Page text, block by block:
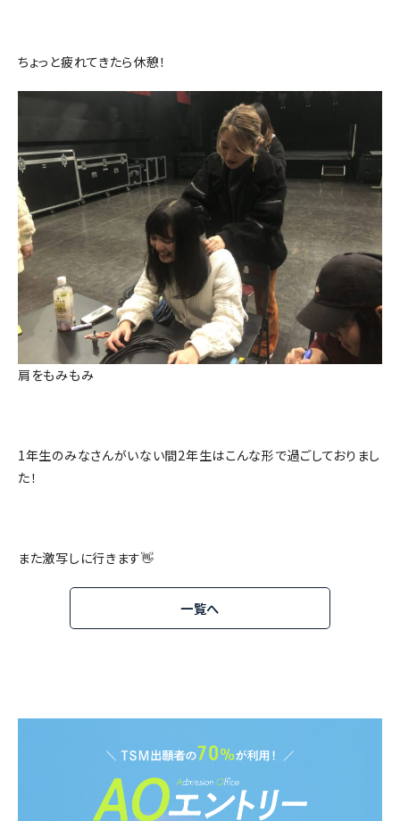
ちょっと疲れてきたら休憩！
肩をもみもみ
1年生のみなさんがいない間2年生はこんな形で過ごしておりまし
た！
また激写しに行きます👋
一覧へ